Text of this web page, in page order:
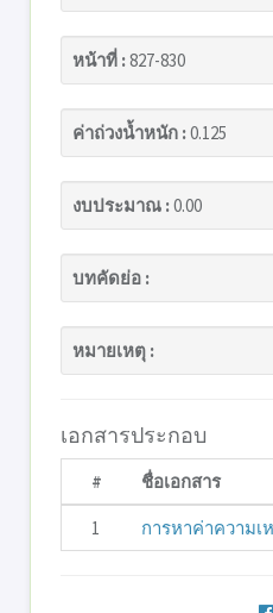
หน้าที่ :827-830
ค่าถ่วงน้ำหนัก :0.125
งบประมาณ :0.00
บทคัดย่อ :
หมายเหตุ :
เอกสารประกอบ
# ชื่อเอกสาร
1 การหาค่าความ